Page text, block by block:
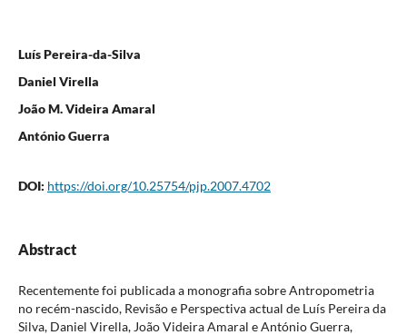
Luís Pereira-da-Silva
Daniel Virella
João M. Videira Amaral
António Guerra
DOI: https://doi.org/10.25754/pjp.2007.4702
Abstract
Recentemente foi publicada a monografia sobre Antropometria
no recém-nascido, Revisão e Perspectiva actual de Luís Pereira da
Silva, Daniel Virella, João Videira Amaral e António Guerra,